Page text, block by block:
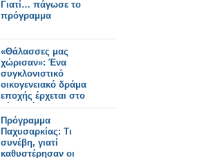
Γιατί… πάγωσε το
πρόγραμμα
«Θάλασσες μας
χώρισαν»: Ένα
συγκλονιστικό
οικογενειακό δράμα
εποχής έρχεται στο
νέο πρόγραμμα της
ΕΡΤ
Πρόγραμμα
Παχυσαρκίας: Τι
συνέβη, γιατί
καθυστέρησαν οι